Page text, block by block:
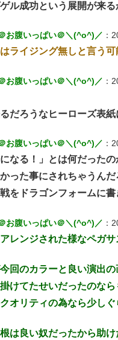
ル成功という展開が来る
お腹いっぱい＠＼(^o^)／ ：
ライジング無しと言う
お腹いっぱい＠＼(^o^)／ ：
だろうなヒーローズ表紙
お腹いっぱい＠＼(^o^)／ ：
なる！」とは何だったの
った事にされちゃうん
をドラゴンフォームに
お腹いっぱい＠＼(^o^)／ ：
レンジされた様なペガ
回のカラーと良い演出の
けてたせいだったのなら
オリティの為なら少し
は良い奴だったから助